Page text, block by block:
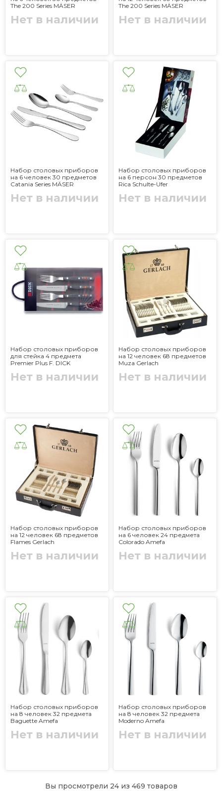
The 200 Series MÄSER
Нет в наличии
The 200 Series MÄSER
Нет в наличии
Набор столовых приборов
на 6 человек 30 предметов
Catania Series MÄSER
Нет в наличии
Набор столовых приборов
на 6 персон 30 предметов
Rica Schulte-Ufer
Нет в наличии
Набор столовых приборов
для стейка 4 предмета
Premier Plus F. DICK
Нет в наличии
Набор столовых приборов
на 12 человек 68 предметов
Muza Gerlach
Нет в наличии
Набор столовых приборов
на 12 человек 68 предметов
Flames Gerlach
Нет в наличии
Набор столовых приборов
на 6 человек 24 предмета
Colorado Amefa
Нет в наличии
Набор столовых приборов
на 8 человек 32 предмета
Baguette Amefa
Нет в наличии
Набор столовых приборов
на 8 человек 32 предмета
Moderno Amefa
Нет в наличии
Вы просмотрели 24 из 469 товаров